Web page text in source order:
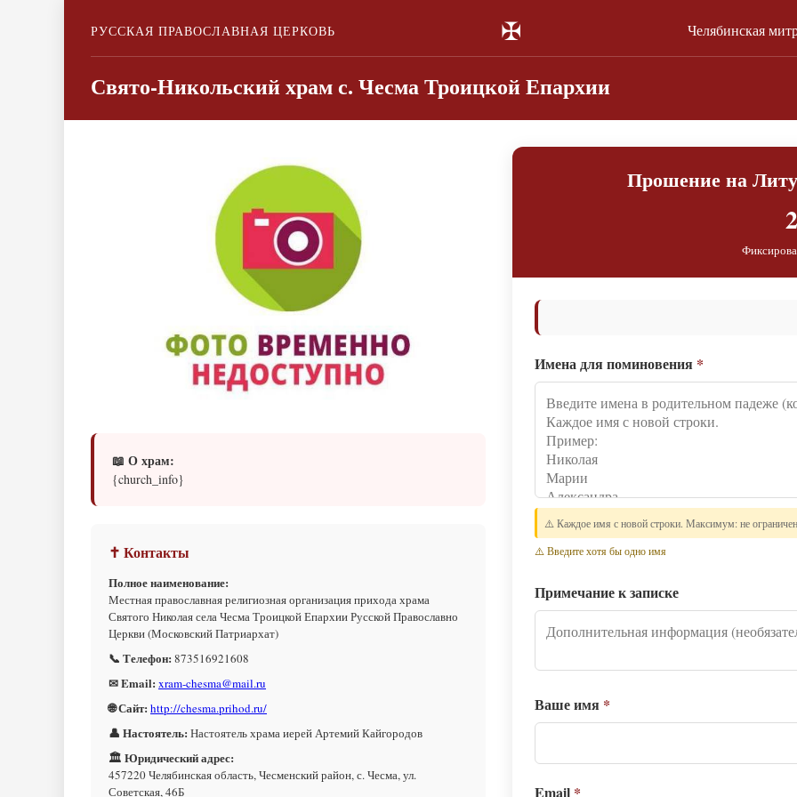
РУССКАЯ ПРАВОСЛАВНАЯ ЦЕРКОВЬ ✠ Челябинская
Свято-Никольский храм с. Чесма Троицкой Епархии
📖 О храм:
{church_info}
✝ Контакты
Полное наименование:
Местная православная религиозная организация прихода храма
Святого Николая села Чесма Троицкой Епархии Русской Православно
Церкви (Московский Патриархат)
📞 Телефон: 873516921608
✉ Email: xram-chesma@mail.ru
🌐 Сайт: http://chesma.prihod.ru/
👤 Настоятель: Настоятель храма иерей Артемий Кайгородов
🏛 Юридический адрес:
457220 Челябинская область, Чесменский район, с. Чесма, ул.
Советская, 46Б
Прошение на
Имена для поминовения *
⚠️ Каждое имя с новой строки. Максимум: не
⚠️ Введите хотя бы одно имя
Примечание к записке
Ваше имя *
Email *